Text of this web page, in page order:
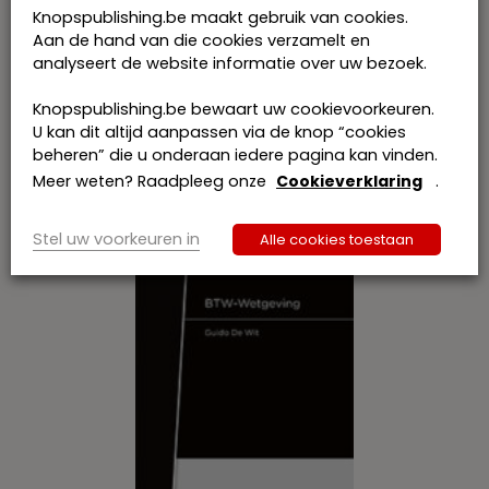
Wetboek Vennootschappen en
Verenigingen 2019 – Inclusief
uitvoeringsbesluit en
concordantietabellen
€ incl. btw
Bestel
Dit
product
heeft
meerdere
Deze
optie
kan
gekozen
worden
Knopspublishing.be maakt gebruik van cookies.
Aan de hand van die cookies verzamelt en
analyseert de website informatie over uw bezoek.
Knopspublishing.be bewaart uw cookievoorkeuren.
U kan dit altijd aanpassen via de knop “cookies
beheren” die u onderaan iedere pagina kan vinden.
Meer weten? Raadpleeg onze Cookieverklaring .
Stel uw voorkeuren in Alle cookies toestaan